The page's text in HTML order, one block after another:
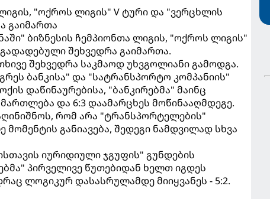
"ოქროს ლიგის" V ტური და "ვერცხლის
გაიმართა
ბიზნესის ჩემპიონთა ლიგის, "ოქროს ლიგის"
შეხვედრა გაიმართა.
შეხვედრა საკმაოდ უხვგოლიანი გამოდგა.
ბანკისა" და "სატრანსპორტო კომპანიის"
დაწინაურებისა, "ბანკირებმა" მაინც
და 6:3 დაამარცხეს მოწინააღმდეგე.
რომ არა "ტრანსპორტელების"
მომენტის განიავება, შედეგი ნამდვილად სხვა
იურიდიული ჯგუფის" გუნდების
პირველივე წუთებიდან ხელთ იგდეს
ლოგიკურ დასასრულამდე მიიყვანეს - 5:2.